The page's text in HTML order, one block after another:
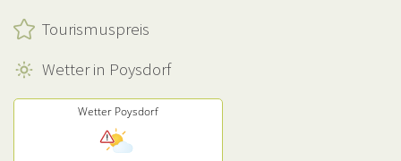
Tourismuspreis
Wetter in Poysdorf
Wetter Poysdorf